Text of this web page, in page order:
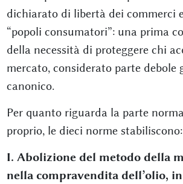
dichiarato di libertà dei commerci
“popoli consumatori”: una prima
della necessità di proteggere chi
mercato, considerato parte debole
canonico.
Per quanto riguarda la parte
proprio, le dieci norme stabiliscono:
I. Abolizione del metodo della
nella compravendita dell’olio,